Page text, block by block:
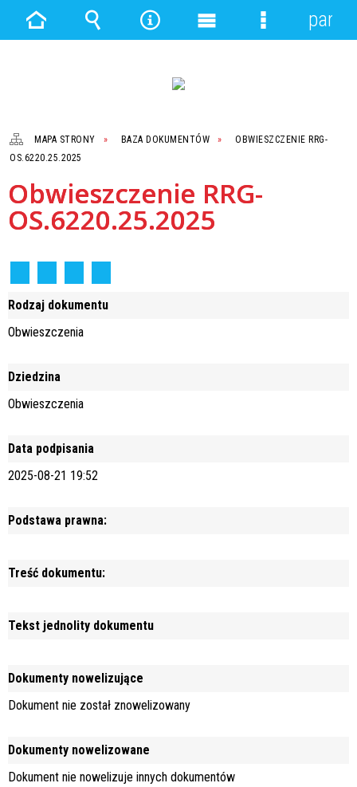
MAPA STRONY BAZA DOKUMENTÓW
OBWIESZCZENIE RRG-
OS.6220.25.2025
Obwieszczenie RRG-
OS.6220.25.2025
Rodzaj dokumentu
Obwieszczenia
Dziedzina
Obwieszczenia
Data podpisania
2025-08-21 19:52
Podstawa prawna:
Treść dokumentu:
Tekst jednolity dokumentu
Dokumenty nowelizujące
Dokument nie został znowelizowany
Dokumenty nowelizowane
Dokument nie nowelizuje innych dokumentów
Strona Wyszukiwarka
NarzędziaMenu
Menu
panel